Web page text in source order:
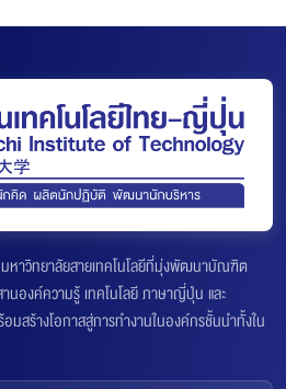
หาวิทยาลัยสายเทคโนโลยีที่มุ่งพัฒนาบัณฑิต
องค์ความรู้ เทคโนโลยี ภาษาญี่ปุ่น และ
สร้างโอกาสสู่การทำงานในองค์กรชั้นนำทั้งใน